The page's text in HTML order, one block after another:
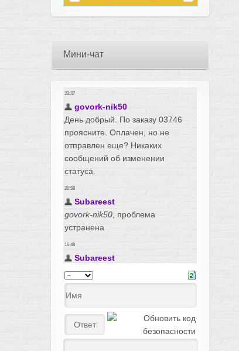
Мини-чат